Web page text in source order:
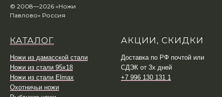
© 2008—2026 «Ножи
Павлово» Россия
КАТАЛОГ
Ножи из дамасской стали
Ножи из стали 95х18
Ножи из стали Elmax
Охотничьи ножи
АКЦИИ, СКИДКИ
Доставка по РФ почтой или
СДЭК от 3х дней
+7 996 130 131 1